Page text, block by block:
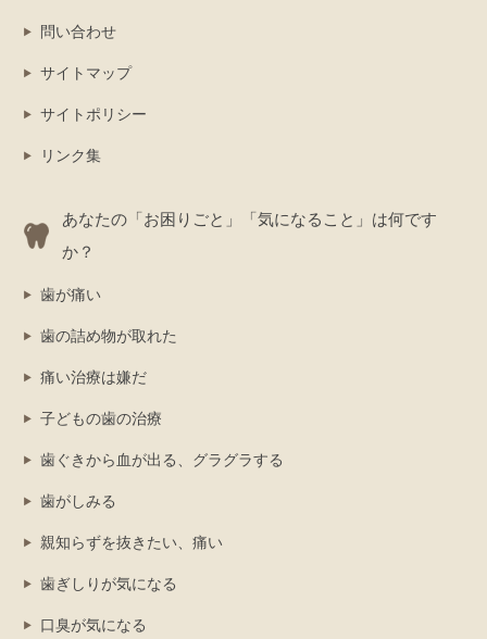
問い合わせ
サイトマップ
サイトポリシー
リンク集
あなたの「お困りごと」「気になること」は何です
か？
歯が痛い
歯の詰め物が取れた
痛い治療は嫌だ
子どもの歯の治療
歯ぐきから血が出る、グラグラする
歯がしみる
親知らずを抜きたい、痛い
歯ぎしりが気になる
口臭が気になる